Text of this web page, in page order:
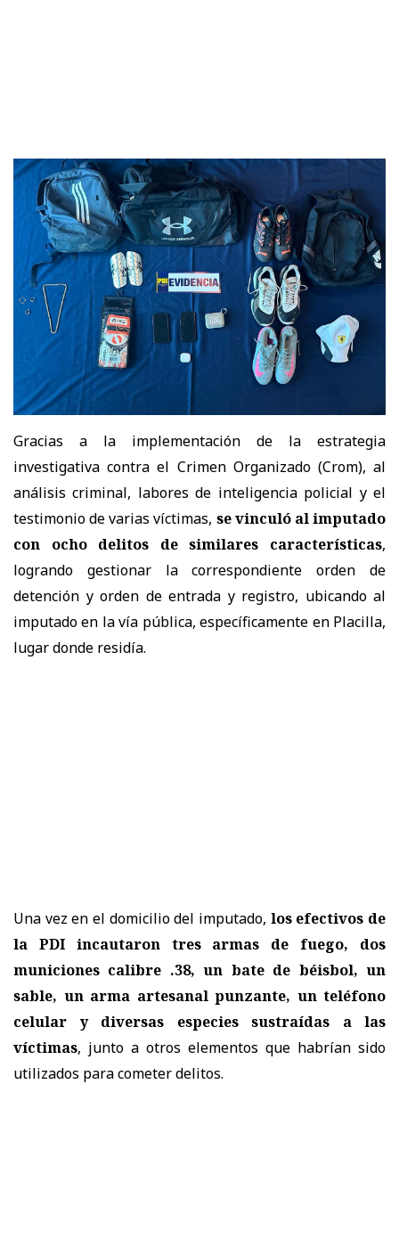
Gracias a la implementación de la estrategia
investigativa contra el Crimen Organizado (Crom), al
análisis criminal, labores de inteligencia policial y el
testimonio de varias víctimas, se vinculó al imputado
con ocho delitos de similares características,
logrando gestionar la correspondiente orden de
detención y orden de entrada y registro, ubicando al
imputado en la vía pública, específicamente en Placilla,
lugar donde residía.
Una vez en el domicilio del imputado, los efectivos de
la PDI incautaron tres armas de fuego, dos
municiones calibre .38, un bate de béisbol, un
sable, un arma artesanal punzante, un teléfono
celular y diversas especies sustraídas a las
víctimas, junto a otros elementos que habrían sido
utilizados para cometer delitos.